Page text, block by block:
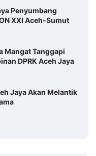
Penyumbang
XXI Aceh-Sumut
Mangat Tanggapi
DPRK Aceh Jaya
Jaya Akan Melantik